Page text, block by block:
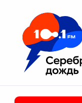
Москва 100.1 FM
Апатиты